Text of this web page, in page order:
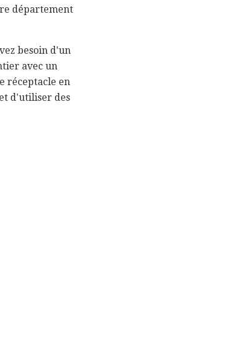
département
besoin d'un
avec un
réceptacle en
d'utiliser des